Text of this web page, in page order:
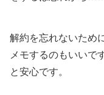
解約を忘れないため
メモするのもいいで
と安心です。